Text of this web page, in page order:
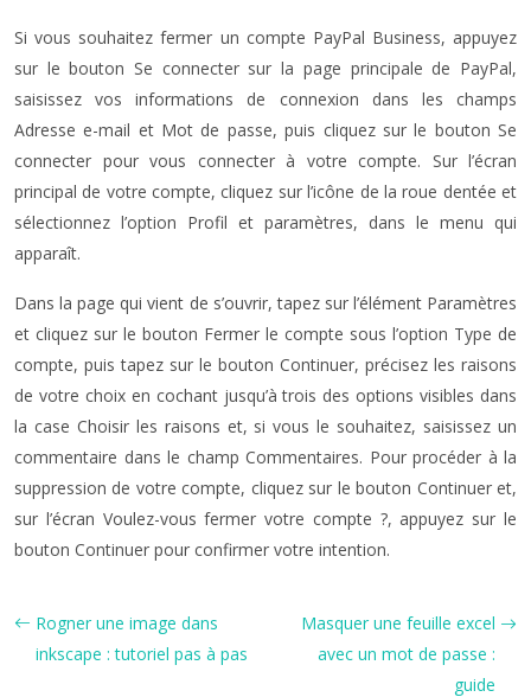
Si vous souhaitez fermer un compte PayPal Business, appuyez
sur le bouton Se connecter sur la page principale de PayPal,
saisissez vos informations de connexion dans les champs
Adresse e-mail et Mot de passe, puis cliquez sur le bouton Se
connecter pour vous connecter à votre compte. Sur l’écran
principal de votre compte, cliquez sur l’icône de la roue dentée et
sélectionnez l’option Profil et paramètres, dans le menu qui
apparaît.
Dans la page qui vient de s’ouvrir, tapez sur l’élément Paramètres
et cliquez sur le bouton Fermer le compte sous l’option Type de
compte, puis tapez sur le bouton Continuer, précisez les raisons
de votre choix en cochant jusqu’à trois des options visibles dans
la case Choisir les raisons et, si vous le souhaitez, saisissez un
commentaire dans le champ Commentaires. Pour procéder à la
suppression de votre compte, cliquez sur le bouton Continuer et,
sur l’écran Voulez-vous fermer votre compte ?, appuyez sur le
bouton Continuer pour confirmer votre intention.
Rogner une image dans
inkscape : tutoriel pas à pas
Masquer une feuille excel
avec un mot de passe :
guide